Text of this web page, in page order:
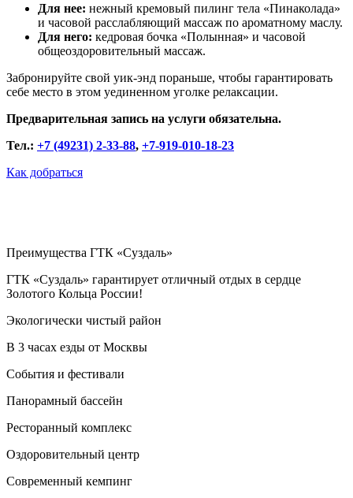
Для нее: нежный кремовый пилинг тела «Пинаколада»
и часовой расслабляющий массаж по ароматному маслу.
Для него: кедровая бочка «Полынная» и часовой
общеоздоровительный массаж.
Забронируйте свой уик-энд пораньше, чтобы гарантировать
себе место в этом уединенном уголке релаксации.
Предварительная запись на услуги обязательна.
Тел.: +7 (49231) 2-33-88, +7-919-010-18-23
Как добраться
Преимущества ГТК «Суздаль»
ГТК «Суздаль» гарантирует отличный отдых в сердце
Золотого Кольца России!
Экологически чистый район
В 3 часах езды от Москвы
События и фестивали
Панорамный бассейн
Ресторанный комплекс
Оздоровительный центр
Современный кемпинг